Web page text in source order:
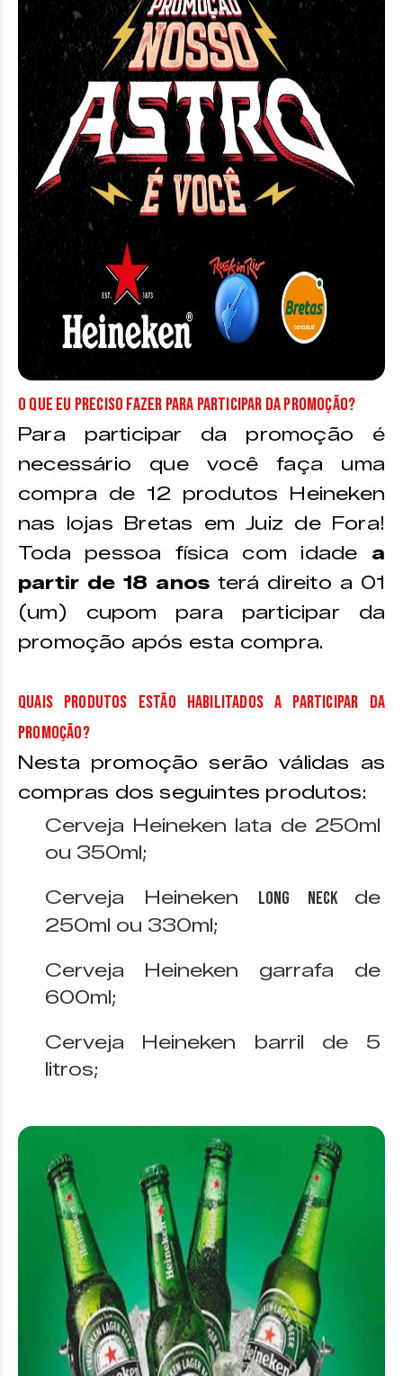
O que eu preciso fazer para participar da promoção?
Para participar da promoção é
necessário que você faça uma
compra de 12 produtos Heineken
nas lojas Bretas em Juiz de Fora!
Toda pessoa física com idade a
partir de 18 anos terá direito a 01
(um) cupom para participar da
promoção após esta compra.
Quais produtos estão habilitados a participar da
promoção?
Nesta promoção serão válidas as
compras dos seguintes produtos:
Cerveja Heineken lata de 250ml
ou 350ml;
Cerveja Heineken long neck de
250ml ou 330ml;
Cerveja Heineken garrafa de
600ml;
Cerveja Heineken barril de 5
litros;